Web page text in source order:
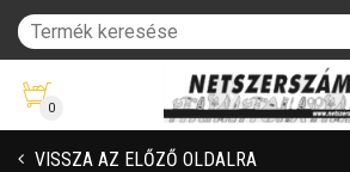
0
VISSZA AZ ELŐZŐ OLDALRA